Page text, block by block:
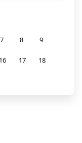
7 8 9
16 17 18